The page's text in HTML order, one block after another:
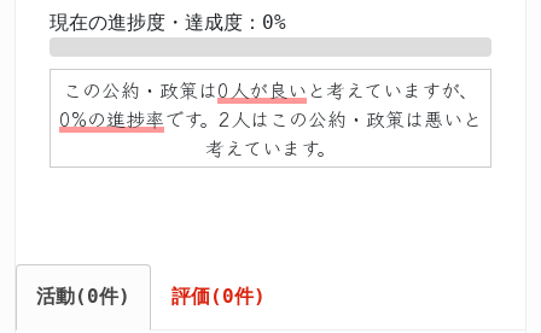
現在の進捗度・達成度：0%
この公約・政策は0人が良い と考えていますが、
0%の進捗率です。2人はこの公約・政策は悪いと
考えています。
活動(0件) 評価(0件)